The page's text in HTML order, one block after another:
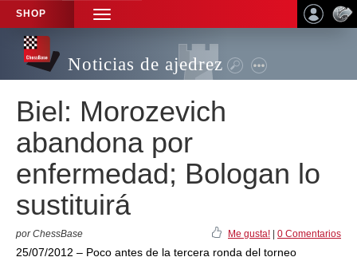
SHOP
TOGGLE
NAVIGATION
Noticias de ajedrez
Biel: Morozevich
abandona por
enfermedad; Bologan lo
sustituirá
por ChessBase Me gusta! 0 Comentarios
25/07/2012 – Poco antes de la tercera ronda del torneo